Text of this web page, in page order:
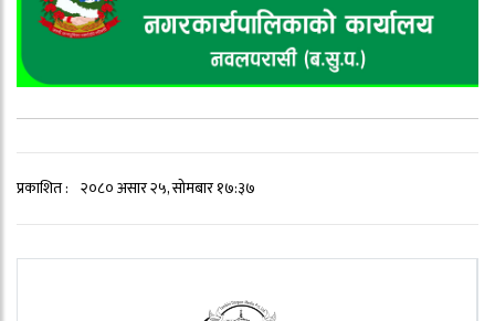
प्रकाशित : २०८० असार २५, सोमबार १७:३७